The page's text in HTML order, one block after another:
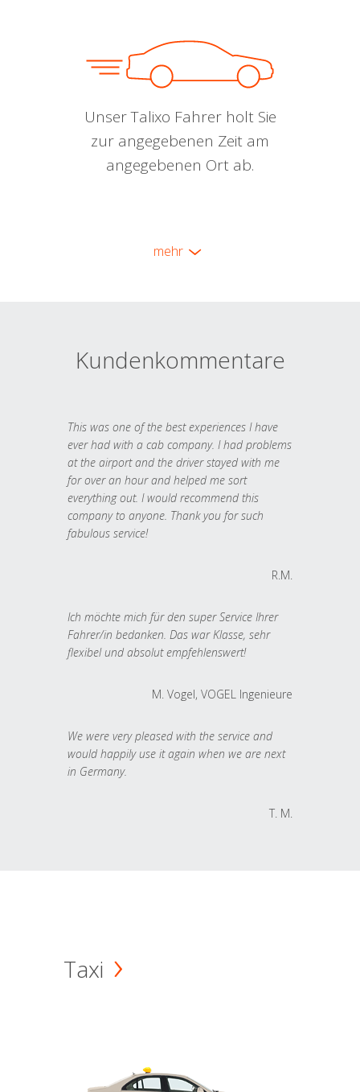
Unser Talixo Fahrer holt Sie
zur angegebenen Zeit am
angegebenen Ort ab.
mehr
Kundenkommentare
This was one of the best experiences I have
ever had with a cab company. I had problems
at the airport and the driver stayed with me
for over an hour and helped me sort
everything out. I would recommend this
company to anyone. Thank you for such
fabulous service!
R.M.
Ich möchte mich für den super Service Ihrer
Fahrer/in bedanken. Das war Klasse, sehr
flexibel und absolut empfehlenswert!
M. Vogel, VOGEL Ingenieure
We were very pleased with the service and
would happily use it again when we are next
in Germany.
T. M.
Taxi